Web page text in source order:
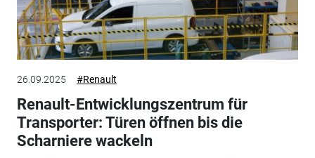
26.09.2025 #Renault
Renault-Entwicklungszentrum für
Transporter: Türen öffnen bis die
Scharniere wackeln